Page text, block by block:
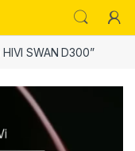
SWAN D300”